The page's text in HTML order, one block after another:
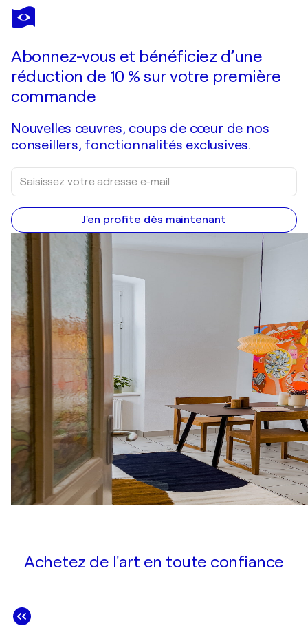
EKA
PERADZE
Je passe commande
Abonnez-vous et bénéficiez d’une
réduction de 10 % sur votre première
commande
Nouvelles œuvres, coups de cœur de nos
conseillers, fonctionnalités exclusives.
J'en profite dès maintenant
Achetez de l'art en toute confiance